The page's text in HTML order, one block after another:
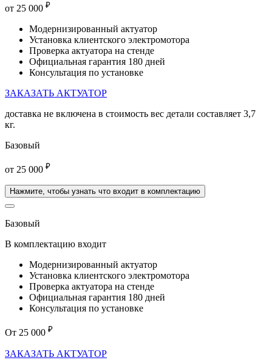
от 25 000 ₽
Модернизированный актуатор
Установка клиентского электромотора
Проверка актуатора на стенде
Официальная гарантия 180 дней
Консультация по установке
ЗАКАЗАТЬ АКТУАТОР
доставка не включена в стоимость вес детали составляет 3,7
кг.
Базовый
от 25 000 ₽
Нажмите, чтобы узнать что входит в комплектацию
Базовый
В комплектацию входит
Модернизированный актуатор
Установка клиентского электромотора
Проверка актуатора на стенде
Официальная гарантия 180 дней
Консультация по установке
От 25 000 ₽
ЗАКАЗАТЬ АКТУАТОР